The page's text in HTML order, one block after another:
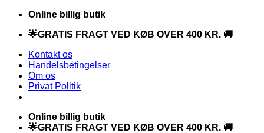
Fortsæt
indhold
Online billig butik
🌟GRATIS FRAGT VED KØB OVER 400 KR. 🚚
Kontakt os
Handelsbetingelser
Om os
Privat Politik
Online billig butik
🌟GRATIS FRAGT VED KØB OVER 400 KR. 🚚